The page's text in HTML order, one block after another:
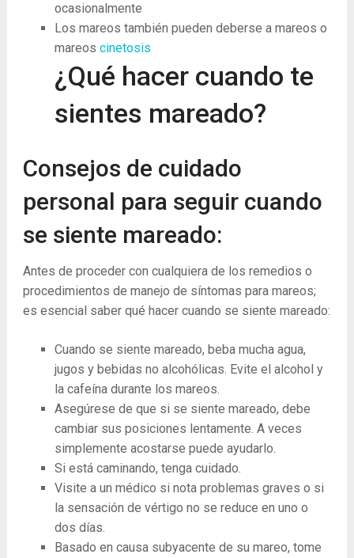
ocasionalmente
Los mareos también pueden deberse a mareos o
mareos cinetosis
¿Qué hacer cuando te
sientes mareado?
Consejos de cuidado
personal para seguir cuando
se siente mareado:
Antes de proceder con cualquiera de los remedios o
procedimientos de manejo de síntomas para mareos;
es esencial saber qué hacer cuando se siente mareado:
Cuando se siente mareado, beba mucha agua,
jugos y bebidas no alcohólicas. Evite el alcohol y
la cafeína durante los mareos.
Asegúrese de que si se siente mareado, debe
cambiar sus posiciones lentamente. A veces
simplemente acostarse puede ayudarlo.
Si está caminando, tenga cuidado.
Visite a un médico si nota problemas graves o si
la sensación de vértigo no se reduce en uno o
dos días.
Basado en causa subyacente de su mareo, tome